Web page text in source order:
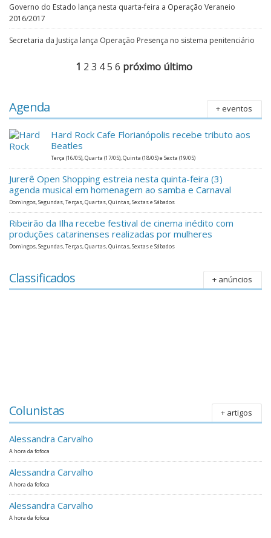
Governo do Estado lança nesta quarta-feira a Operação Veraneio
2016/2017
Secretaria da Justiça lança Operação Presença no sistema penitenciário
1 2 3 45 6 próximo último
Agenda + eventos
Hard Rock Cafe Florianópolis recebe tributo aos
Beatles
Terça (16/05), Quarta (17/05), Quinta (18/05) e Sexta (19/05)
Jurerê Open Shopping estreia nesta quinta-feira (3)
agenda musical em homenagem ao samba e Carnaval
Domingos, Segundas, Terças, Quartas, Quintas, Sextas e Sábados
Ribeirão da Ilha recebe festival de cinema inédito com
produções catarinenses realizadas por mulheres
Domingos, Segundas, Terças, Quartas, Quintas, Sextas e Sábados
Classificados + anúncios
Colunistas + artigos
Alessandra Carvalho
A hora da fofoca
Alessandra Carvalho
A hora da fofoca
Alessandra Carvalho
A hora da fofoca